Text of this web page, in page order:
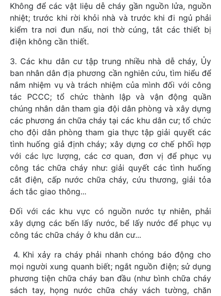
Không để các vật liệu dễ cháy gần nguồn lửa, nguồn
nhiệt; trước khi rời khỏi nhà và trước khi đi ngủ phải
kiểm tra nơi đun nấu, nơi thờ cúng, tắt các thiết bị
điện không cần thiết.
3. Các khu dân cư tập trung nhiều nhà dễ cháy, Ủy
ban nhân dân địa phương cần nghiên cứu, tìm hiểu để
nắm nhiệm vụ và trách nhiệm của mình đối với công
tác PCCC; tổ chức thành lập và vận động quần
chúng nhân dân tham gia đội dân phòng và xây dựng
các phương án chữa cháy tại các khu dân cư; tổ chức
cho đội dân phòng tham gia thực tập giải quyết các
tình huống giả định cháy; xây dựng cơ chế phối hợp
với các lực lượng, các cơ quan, đơn vị để phục vụ
công tác chữa cháy như: giải quyết các tình huống
cắt điện, cấp nước chữa cháy, cứu thương, giải tỏa
ách tắc giao thông...
Đối với các khu vực có nguồn nước tự nhiên, phải
xây dựng các bến lấy nước, bể lấy nước để phục vụ
công tác chữa cháy ở khu dân cư...
4. Khi xảy ra cháy phải nhanh chóng báo động cho
mọi người xung quanh biết; ngắt nguồn điện; sử dụng
phương tiện chữa cháy ban đầu (như bình chữa cháy
sách tay, họng nước chữa cháy vách tường, chăn